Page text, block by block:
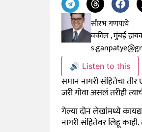
सौरभ गणपत्ये
वकील , मुंबई
🔊 Listen to this
समान नागरी संहितेचा
जरी गोवा असलं तरीही
गेल्या दोन लेखांमध्ये
नागरी संहितेवर लिहू